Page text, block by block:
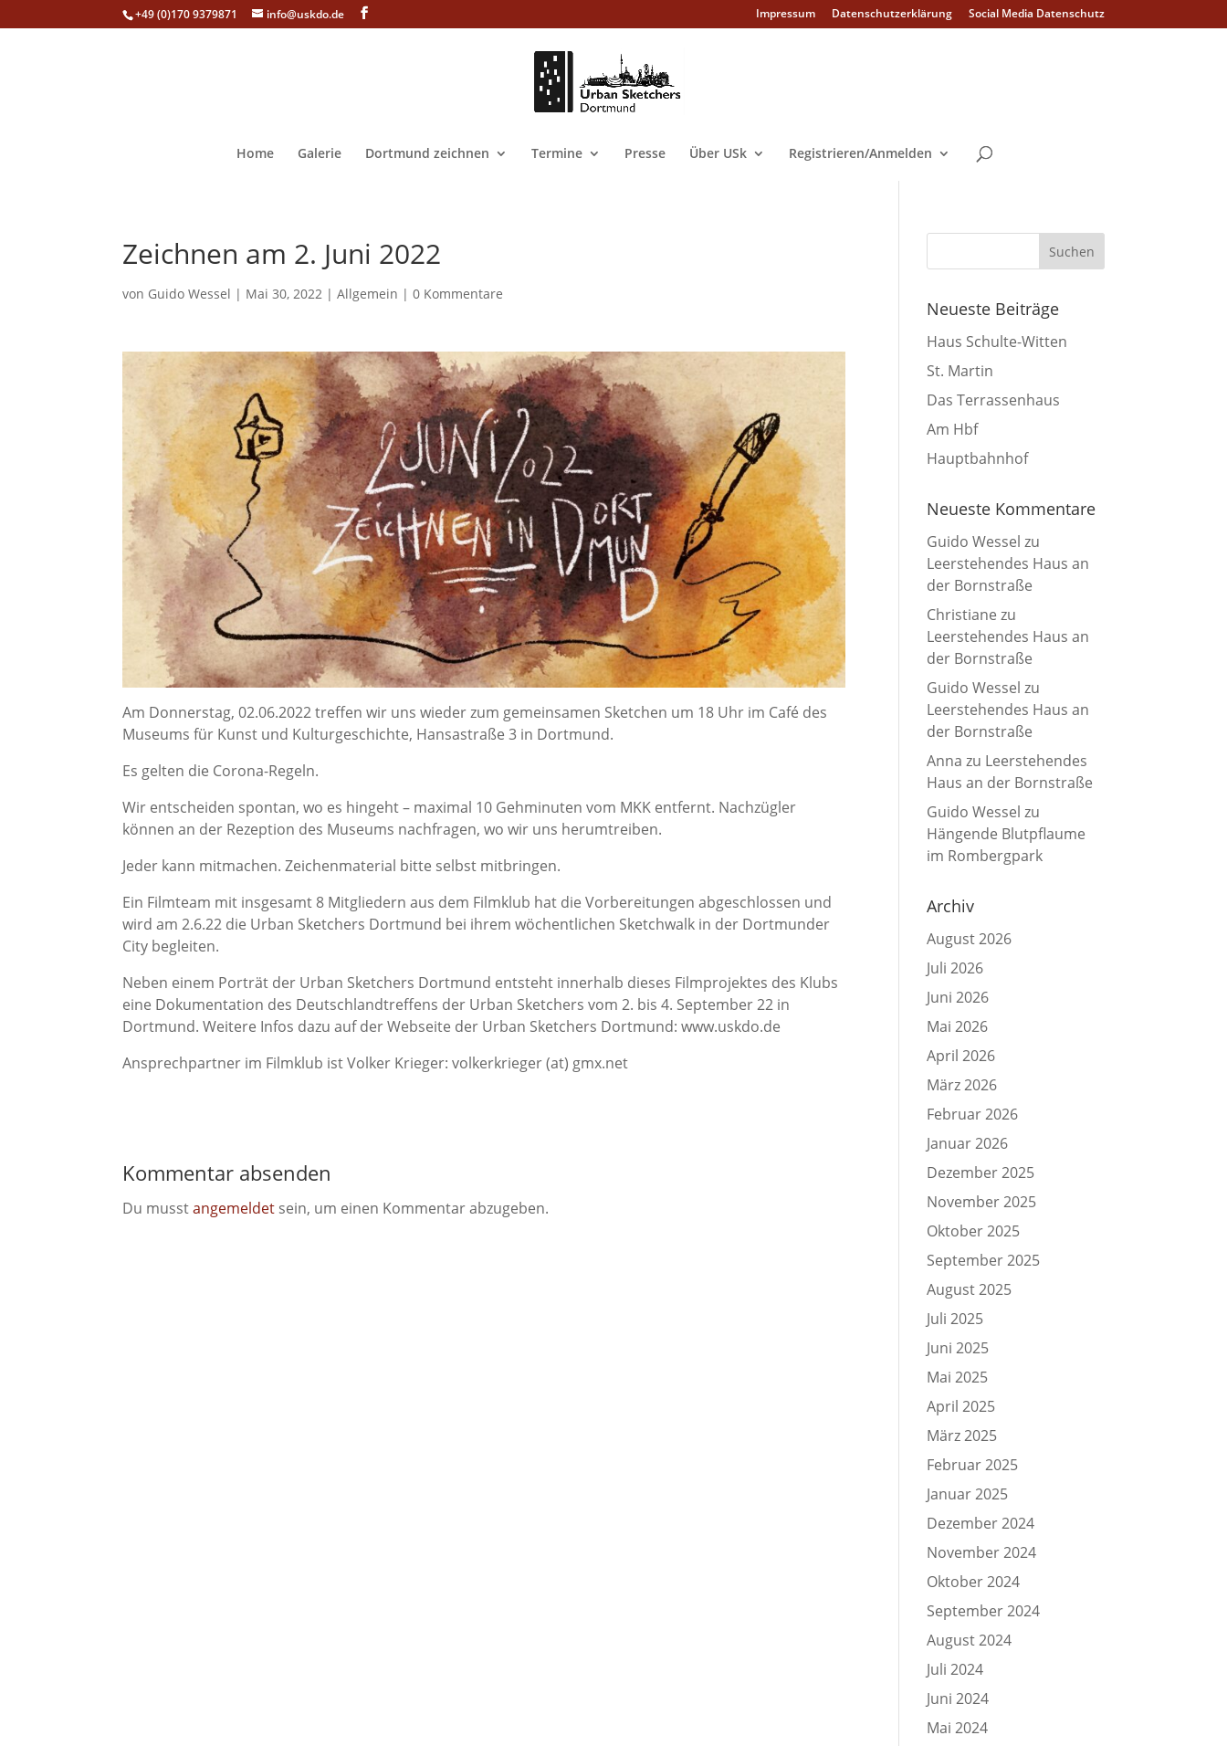
+49 (0)170 9379871 info@uskdo.de Impressum Datenschutzerklärung Social Media Datenschutz
Home Galerie Dortmund zeichnen Termine Presse Über USk Registrieren/Anmelden
Zeichnen am 2. Juni 2022
von Guido Wessel | Mai 30, 2022 |Allgemein |0 Kommentare
Am Donnerstag, 02.06.2022 treffen wir uns wieder zum gemeinsamen Sketchen um 18 Uhr im Café des
Museums für Kunst und Kulturgeschichte, Hansastraße 3 in Dortmund.
Es gelten die Corona-Regeln.
Wir entscheiden spontan, wo es hingeht – maximal 10 Gehminuten vom MKK entfernt. Nachzügler
können an der Rezeption des Museums nachfragen, wo wir uns herumtreiben.
Jeder kann mitmachen. Zeichenmaterial bitte selbst mitbringen.
Ein Filmteam mit insgesamt 8 Mitgliedern aus dem Filmklub hat die Vorbereitungen abgeschlossen und
wird am 2.6.22 die Urban Sketchers Dortmund bei ihrem wöchentlichen Sketchwalk in der Dortmunder
City begleiten.
Neben einem Porträt der Urban Sketchers Dortmund entsteht innerhalb dieses Filmprojektes des Klubs
eine Dokumentation des Deutschlandtreffens der Urban Sketchers vom 2. bis 4. September 22 in
Dortmund. Weitere Infos dazu auf der Webseite der Urban Sketchers Dortmund: www.uskdo.de
Ansprechpartner im Filmklub ist Volker Krieger: volkerkrieger (at) gmx.net
Kommentar absenden
Du musstangemeldet sein, um einen Kommentar abzugeben.
Neueste Beiträge
Haus Schulte-Witten
St. Martin
Das Terrassenhaus
Am Hbf
Hauptbahnhof
Neueste Kommentare
Guido Wessel zu
Leerstehendes Haus an
der Bornstraße
Christiane zu
Leerstehendes Haus an
der Bornstraße
Guido Wessel zu
Leerstehendes Haus an
der Bornstraße
Anna zu Leerstehendes
Haus an der Bornstraße
Guido Wessel zu
Hängende Blutpflaume
im Rombergpark
Archiv
August 2026
Juli 2026
Juni 2026
Mai 2026
April 2026
März 2026
Februar 2026
Januar 2026
Dezember 2025
November 2025
Oktober 2025
September 2025
August 2025
Juli 2025
Juni 2025
Mai 2025
April 2025
März 2025
Februar 2025
Januar 2025
Dezember 2024
November 2024
Oktober 2024
September 2024
August 2024
Juli 2024
Juni 2024
Mai 2024